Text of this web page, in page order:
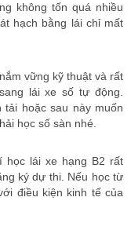
không tốn quá nhiều
hạch bằng lái chỉ mất
vững kỹ thuật và rất
lái xe số tự động.
tải hoặc sau này muốn
học số sàn nhé.
học lái xe hạng B2 rất
ký dự thi. Nếu học từ
điều kiện kinh tế của